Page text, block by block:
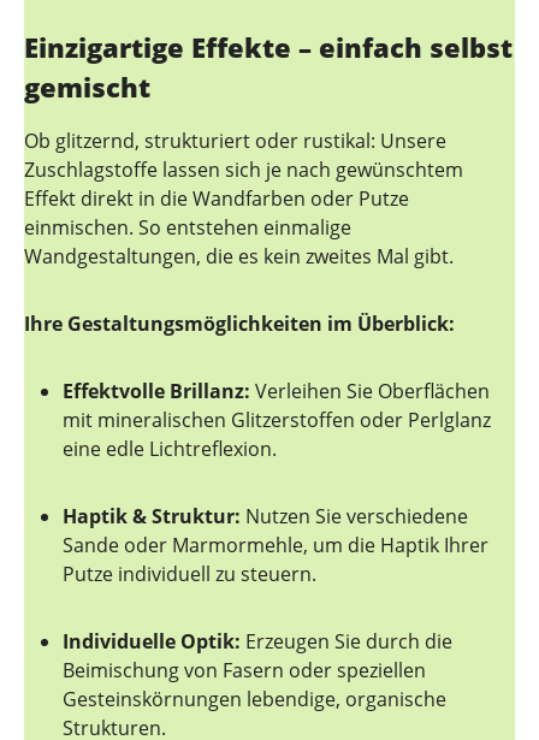
Einzigartige Effekte – einfach selbst
gemischt
Ob glitzernd, strukturiert oder rustikal: Unsere
Zuschlagstoffe lassen sich je nach gewünschtem
Effekt direkt in die Wandfarben oder Putze
einmischen. So entstehen einmalige
Wandgestaltungen, die es kein zweites Mal gibt.
Ihre Gestaltungsmöglichkeiten im Überblick:
Effektvolle Brillanz: Verleihen Sie Oberflächen
mit mineralischen Glitzerstoffen oder Perlglanz
eine edle Lichtreflexion.
Haptik & Struktur: Nutzen Sie verschiedene
Sande oder Marmormehle, um die Haptik Ihrer
Putze individuell zu steuern.
Individuelle Optik: Erzeugen Sie durch die
Beimischung von Fasern oder speziellen
Gesteinskörnungen lebendige, organische
Strukturen.